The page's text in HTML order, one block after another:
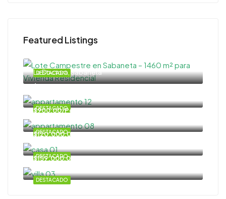
Featured Listings
DESTACADO
La Doctora, Sabaneta
DESTACADO
$540.000,00
DESTACADO
$900,00/Por mes
DESTACADO
$120.000,00
DESTACADO
$159.000,00